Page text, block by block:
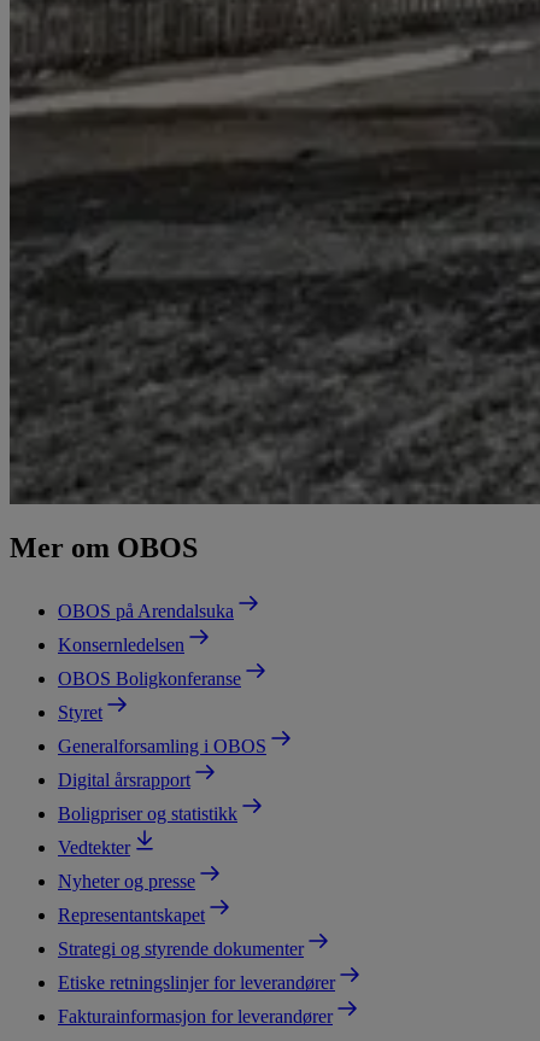
Mer om OBOS
OBOS på Arendalsuka
Konsernledelsen
OBOS Boligkonferanse
Styret
Generalforsamling i OBOS
Digital årsrapport
Boligpriser og statistikk
Vedtekter
Nyheter og presse
Representantskapet
Strategi og styrende dokumenter
Etiske retningslinjer for leverandører
Fakturainformasjon for leverandører